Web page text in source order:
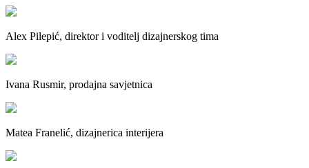
Alex Pilepić, direktor i voditelj dizajnerskog tima
Ivana Rusmir, prodajna savjetnica
Matea Franelić, dizajnerica interijera